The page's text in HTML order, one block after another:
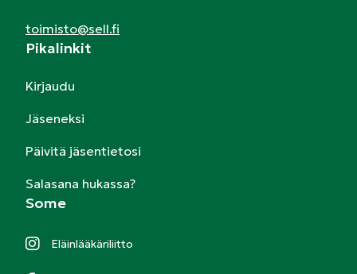
toimisto@sell.fi
Pikalinkit
Kirjaudu
Jäseneksi
Päivitä jäsentietosi
Salasana hukassa?
Some
Eläinlääkäriliitto